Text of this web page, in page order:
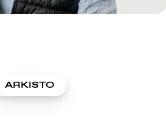
ARKISTO